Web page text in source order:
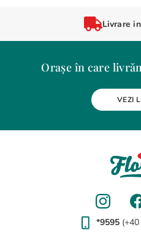
Livrare
Orașe în care
VEZI
Bacau
Bragadiru
Drobeta-Turnu
Gura
Mizil
Otopeni
Piatra-Neamt
Pitesti
*9595